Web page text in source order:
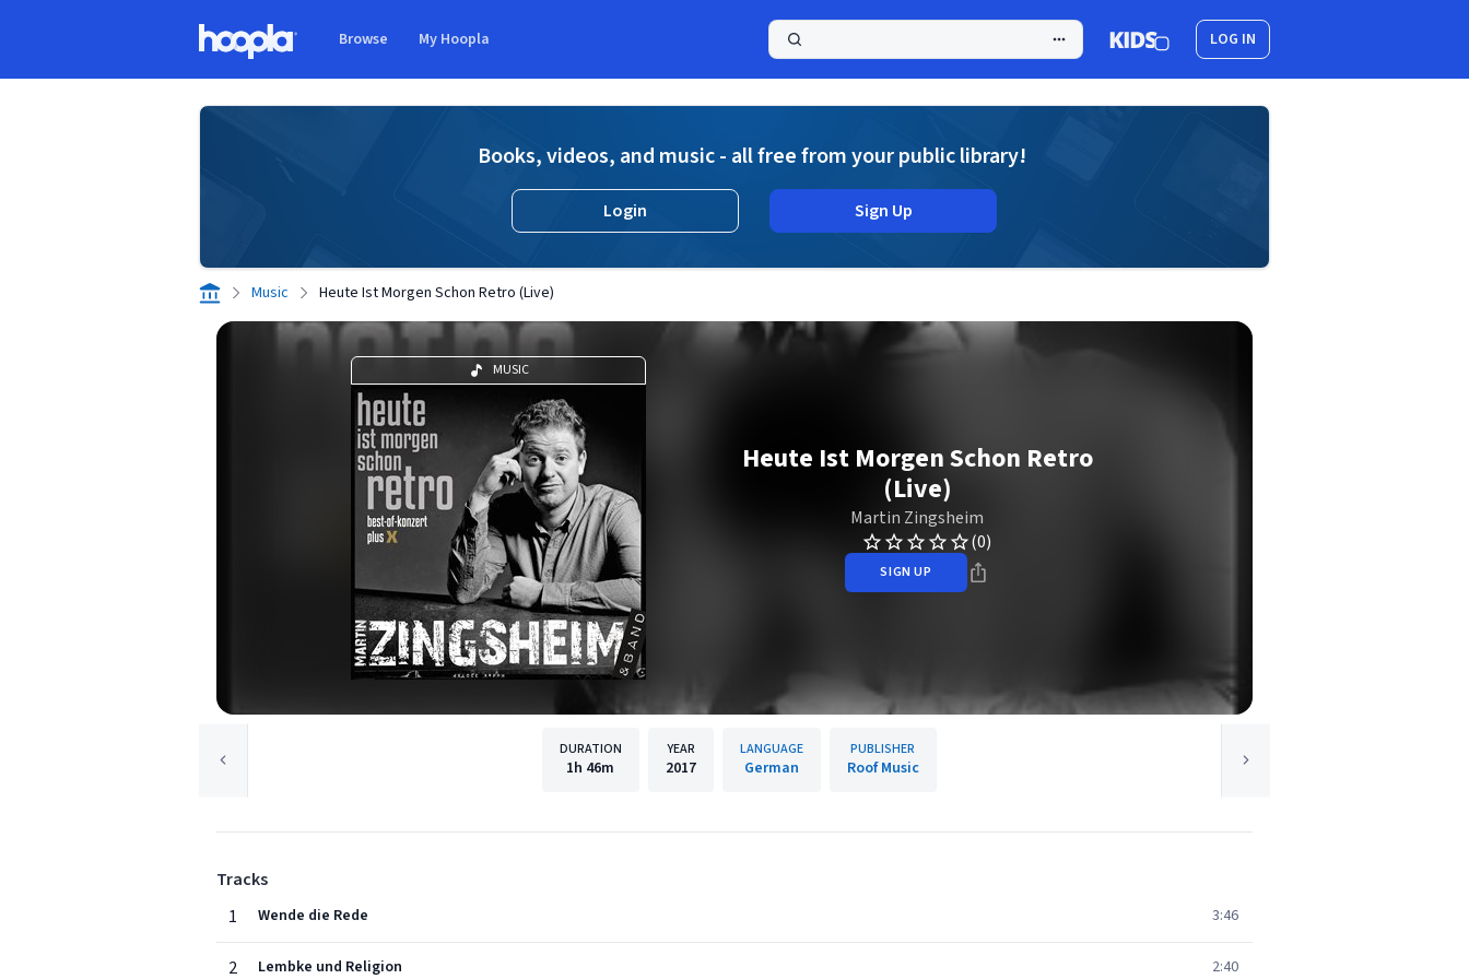
Browse My Hoopla LOG IN
Books, videos, and music - all free from your public library!
Login Sign Up
Music Heute Ist Morgen Schon Retro (Live)
MUSIC
Heute Ist Morgen Schon Retro
(Live)
Martin Zingsheim
(0)
SIGN UP
DURATION
1h 46m
YEAR
2017
LANGUAGE
German
PUBLISHER
Roof Music
Tracks
1
Wende die Rede 3:46
2 Lembke und Religion 2:40